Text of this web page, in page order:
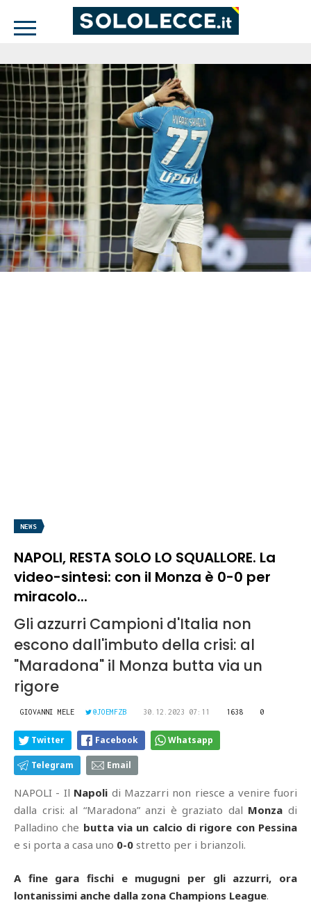
NEWS
NAPOLI, RESTA SOLO LO SQUALLORE. La
video-sintesi: con il Monza è 0-0 per
miracolo...
Gli azzurri Campioni d'Italia non
escono dall'imbuto della crisi: al
"Maradona" il Monza butta via un
rigore
GIOVANNI MELE @JOEMFZB 30.12.2023 07:11 1638 0
Twitter Facebook Whatsapp
Telegram Email
NAPOLI - Il Napoli di Mazzarri non riesce a venire fuori
dalla crisi: al “Maradona” anzi è graziato dal Monza di
Palladino che butta via un calcio di rigore con Pessina
e si porta a casa uno 0-0 stretto per i brianzoli.
A fine gara fischi e mugugni per gli azzurri, ora
lontanissimi anche dalla zona Champions League.